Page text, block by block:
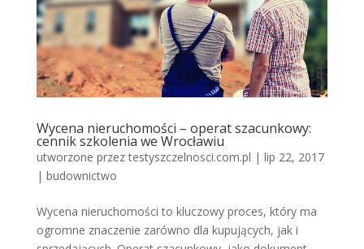
Wycena nieruchomości – operat szacunkowy:
cennik szkolenia we Wrocławiu
utworzone przeztestyszczelnosci.com.pl | lip 22, 2017
| budownictwo
Wycena nieruchomości to kluczowy proces, który ma
ogromne znaczenie zarówno dla kupujących, jak i